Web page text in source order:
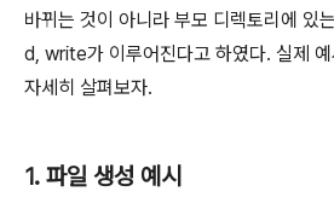
바뀌는 것이 아니라 부모 디렉토리에 있
d, write가 이루어진다고 하였다. 실제
자세히 살펴보자.
1. 파일 생성 예시